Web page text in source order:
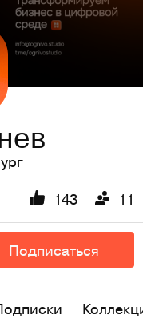
143 11
Подписаться